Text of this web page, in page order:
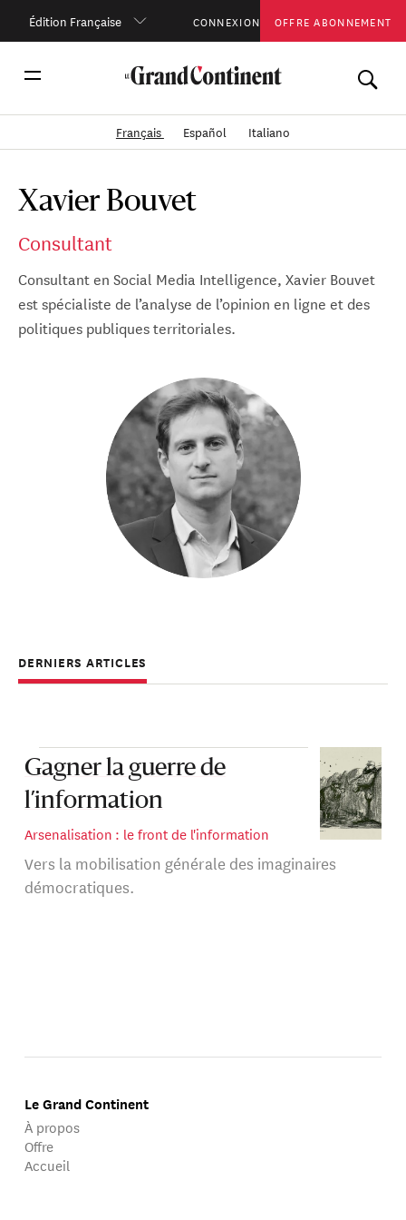
Édition Française CONNEXION OFFRE ABONNEMENT
Français Español Italiano
Xavier Bouvet
Consultant
Consultant en Social Media Intelligence, Xavier Bouvet
est spécialiste de l’analyse de l’opinion en ligne et des
politiques publiques territoriales.
DERNIERS ARTICLES
Gagner la guerre de
l’information
Arsenalisation : le front de l'information
Vers la mobilisation générale des imaginaires
démocratiques.
Le Grand Continent
À propos
Offre
Accueil